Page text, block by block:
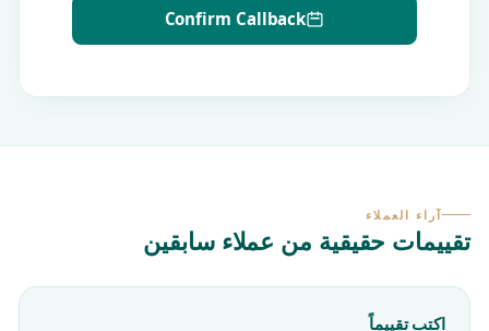
Confirm Callback
آراء العملاء
تقييمات حقيقية من عملاء سابقين
اكتب تقييماً